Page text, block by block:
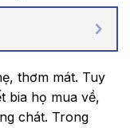
thơm mát. Tuy
bia họ mua về,
chát. Trong